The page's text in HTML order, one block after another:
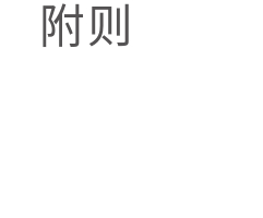
附则